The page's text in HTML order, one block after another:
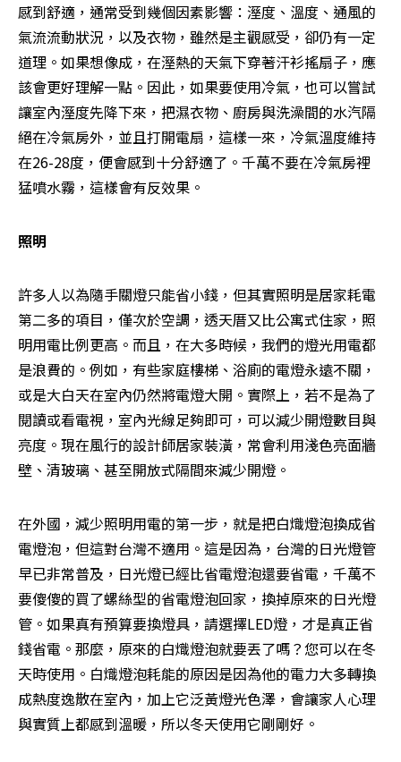
感到舒適，通常受到幾個因素影響：溼度、溫度、通風的
氣流流動狀況，以及衣物，雖然是主觀感受，卻仍有一定
道理。如果想像成，在溼熱的天氣下穿著汗衫搖扇子，應
該會更好理解一點。因此，如果要使用冷氣，也可以嘗試
讓室內溼度先降下來，把濕衣物、廚房與洗澡間的水汽隔
絕在冷氣房外，並且打開電扇，這樣一來，冷氣溫度維持
在26-28度，便會感到十分舒適了。千萬不要在冷氣房裡
猛噴水霧，這樣會有反效果。
照明
許多人以為隨手關燈只能省小錢，但其實照明是居家耗電
第二多的項目，僅次於空調，透天厝又比公寓式住家，照
明用電比例更高。而且，在大多時候，我們的燈光用電都
是浪費的。例如，有些家庭樓梯、浴廁的電燈永遠不關，
或是大白天在室內仍然將電燈大開。實際上，若不是為了
閱讀或看電視，室內光線足夠即可，可以減少開燈數目與
亮度。現在風行的設計師居家裝潢，常會利用淺色亮面牆
壁、清玻璃、甚至開放式隔間來減少開燈。
在外國，減少照明用電的第一步，就是把白熾燈泡換成省
電燈泡，但這對台灣不適用。這是因為，台灣的日光燈管
早已非常普及，日光燈已經比省電燈泡還要省電，千萬不
要傻傻的買了螺絲型的省電燈泡回家，換掉原來的日光燈
管。如果真有預算要換燈具，請選擇LED燈，才是真正省
錢省電。那麼，原來的白熾燈泡就要丟了嗎？您可以在冬
天時使用。白熾燈泡耗能的原因是因為他的電力大多轉換
成熱度逸散在室內，加上它泛黃燈光色澤，會讓家人心理
與實質上都感到溫暖，所以冬天使用它剛剛好。